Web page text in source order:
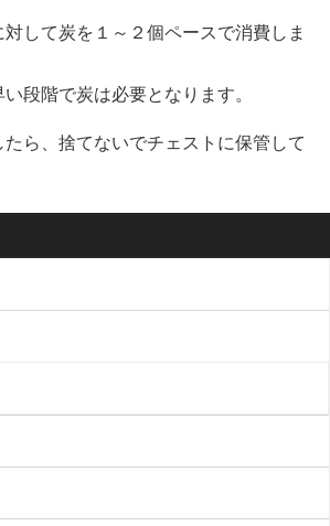
対して炭を１～２個ペースで消費しま
段階で炭は必要となります。
ら、捨てないでチェストに保管して